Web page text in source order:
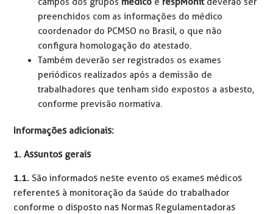
preenchidos com as informações do médico
coordenador do PCMSO no Brasil, o que não
configura homologação do atestado.
Também deverão ser registrados os exames
periódicos realizados após a demissão de
trabalhadores que tenham sido expostos a asbesto,
conforme previsão normativa.
Informações adicionais:
1. Assuntos gerais
1.1.São informados neste evento os exames médicos
referentes à monitoração da saúde do trabalhador
conforme o disposto nas Normas Regulamentadoras